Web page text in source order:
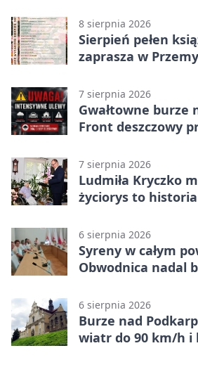
8 sierpnia 2026
Sierpień pełen
zaprasza w
7 sierpnia 2026
Gwałtowne burze
Front deszczowy
7 sierpnia 2026
Ludmiła Kryczko
życiorys to
6 sierpnia 2026
Syreny w całym
Obwodnica nadal
6 sierpnia 2026
Burze nad
wiatr do 90 km/h i